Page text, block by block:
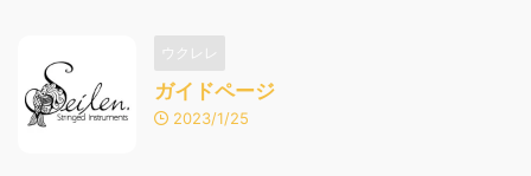
ウクレレ
ガイドページ
2023/1/25